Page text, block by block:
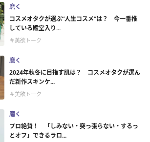
磨く
コスメオタクが選ぶ“人生コスメ”は？ 今一番推
している殿堂入り...
＃美欲トーク
磨く
2024年秋冬に目指す肌は？ コスメオタクが選ん
だ新作スキンケ...
＃美欲トーク
磨く
プロ絶賛！ 「しみない・突っ張らない・するっ
とオフ」できるラロ...